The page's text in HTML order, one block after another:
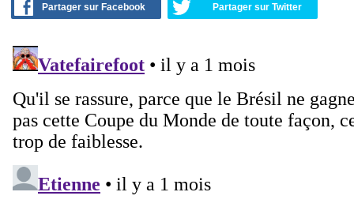
Partager sur Facebook Partager sur Twitter